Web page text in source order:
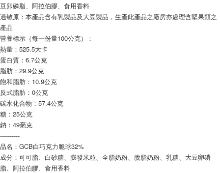
豆卵磷脂、阿拉伯膠、食用香料
過敏原：本產品含有乳製品及大豆製品，生產此產品之廠房亦處理含堅果類之
產品
營養標示（每一份量100公克）：
熱量：525.5大卡
蛋白質：6.7公克
脂肪：29.9公克
飽和脂肪：10.9公克
反式脂肪：0公克
碳水化合物：57.4公克
糖：25公克
鈉：49毫克
----------
品名：GCB白巧克力脆球32%
成分：可可脂、白砂糖、膨發米粒、全脂奶粉、脫脂奶粉、乳糖、大豆卵磷
脂、阿拉伯膠、食用香料